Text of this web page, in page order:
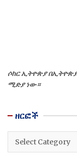
ሶከር ኢትዮጵያ በኢትዮጵያ
ሚድያ ነው።
ዘርፎች
ዘርፎች